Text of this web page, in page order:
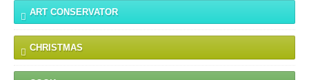
ART CONSERVATOR
CHRISTMAS